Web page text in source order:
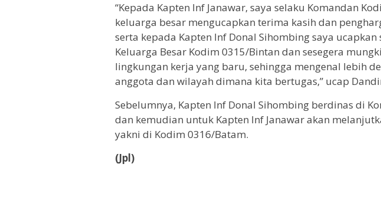
“Kepada Kapten Inf Janawar, saya selaku Komandan
keluarga besar mengucapkan terima kasih dan
serta kepada Kapten Inf Donal Sihombing saya
Keluarga Besar Kodim 0315/Bintan dan sesegera
lingkungan kerja yang baru, sehingga mengenal lebih
anggota dan wilayah dimana kita bertugas,” ucap
Sebelumnya, Kapten Inf Donal Sihombing berdinas di
dan kemudian untuk Kapten Inf Janawar akan
yakni di Kodim 0316/Batam.
(Jpl)